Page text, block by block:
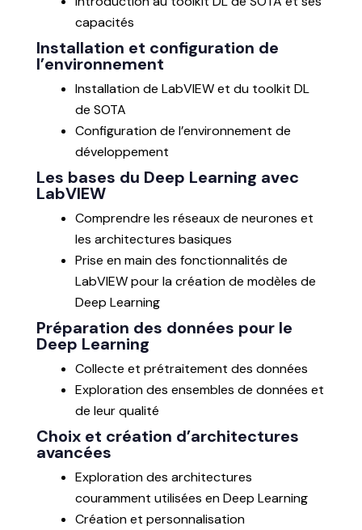
capacités
Installation et configuration de
l’environnement
Installation de LabVIEW et du toolkit DL
de SOTA
Configuration de l’environnement de
développement
Les bases du Deep Learning avec
LabVIEW
Comprendre les réseaux de neurones et
les architectures basiques
Prise en main des fonctionnalités de
LabVIEW pour la création de modèles de
Deep Learning
Préparation des données pour le
Deep Learning
Collecte et prétraitement des données
Exploration des ensembles de données et
de leur qualité
Choix et création d’architectures
avancées
Exploration des architectures
couramment utilisées en Deep Learning
Création et personnalisation